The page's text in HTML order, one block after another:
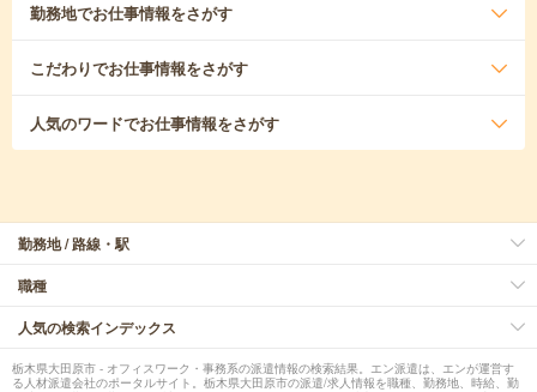
勤務地でお仕事情報をさがす
こだわりでお仕事情報をさがす
人気のワードでお仕事情報をさがす
勤務地 / 路線・駅
職種
人気の検索インデックス
栃木県大田原市 - オフィスワーク・事務系の派遣情報の検索結果。エン派遣は、エンが運営す
る人材派遣会社のポータルサイト。栃木県大田原市の派遣/求人情報を職種、勤務地、時給、勤